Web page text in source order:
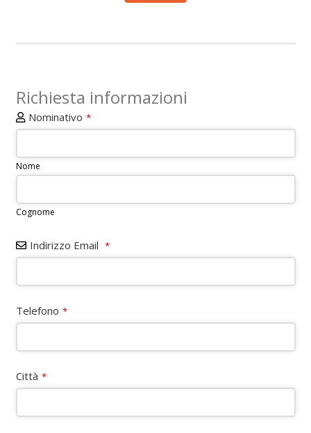
Richiesta informazioni
Nominativo *
Nome
Cognome
Indirizzo Email *
Telefono *
Città *